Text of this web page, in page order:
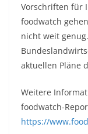
Vorschriften für
foodwatch
nicht weit
aktuellen Pläne
Weitere
foodwatch-
https://